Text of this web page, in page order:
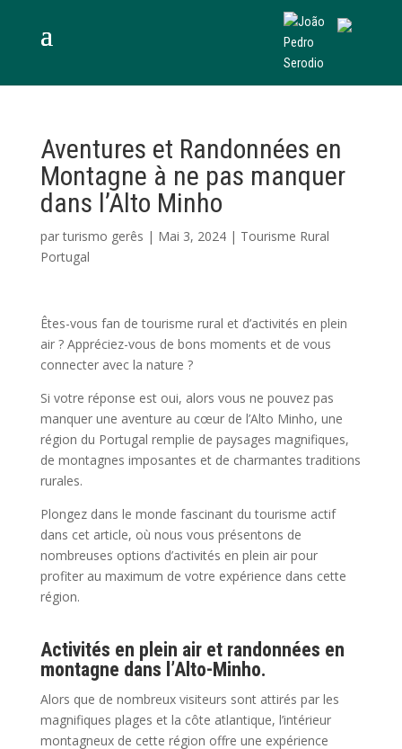
Aventures et Randonnées en
Montagne à ne pas manquer
dans l’Alto Minho
parturismo gerês | Mai 3, 2024| Tourisme Rural
Portugal
Êtes-vous fan de tourisme rural et d’activités en plein
air ? Appréciez-vous de bons moments et de vous
connecter avec la nature ?
Si votre réponse est oui, alors vous ne pouvez pas
manquer une aventure au cœur de l’Alto Minho, une
région du Portugal remplie de paysages magnifiques,
de montagnes imposantes et de charmantes traditions
rurales.
Plongez dans le monde fascinant du tourisme actif
dans cet article, où nous vous présentons de
nombreuses options d’activités en plein air pour
profiter au maximum de votre expérience dans cette
région.
Activités en plein air et randonnées en
montagne dans l’Alto-Minho.
Alors que de nombreux visiteurs sont attirés par les
magnifiques plages et la côte atlantique, l’intérieur
montagneux de cette région offre une expérience